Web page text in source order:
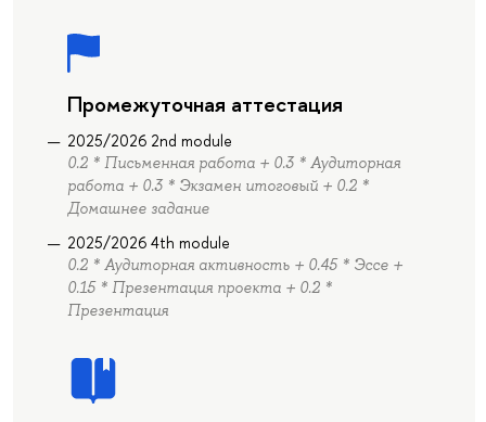
Промежуточная аттестация
2025/2026 2nd module
0.2 * Письменная работа + 0.3 * Аудиторная
работа + 0.3 * Экзамен итоговый + 0.2 *
Домашнее задание
2025/2026 4th module
0.2 * Аудиторная активность + 0.45 * Эссе +
0.15 * Презентация проекта + 0.2 *
Презентация